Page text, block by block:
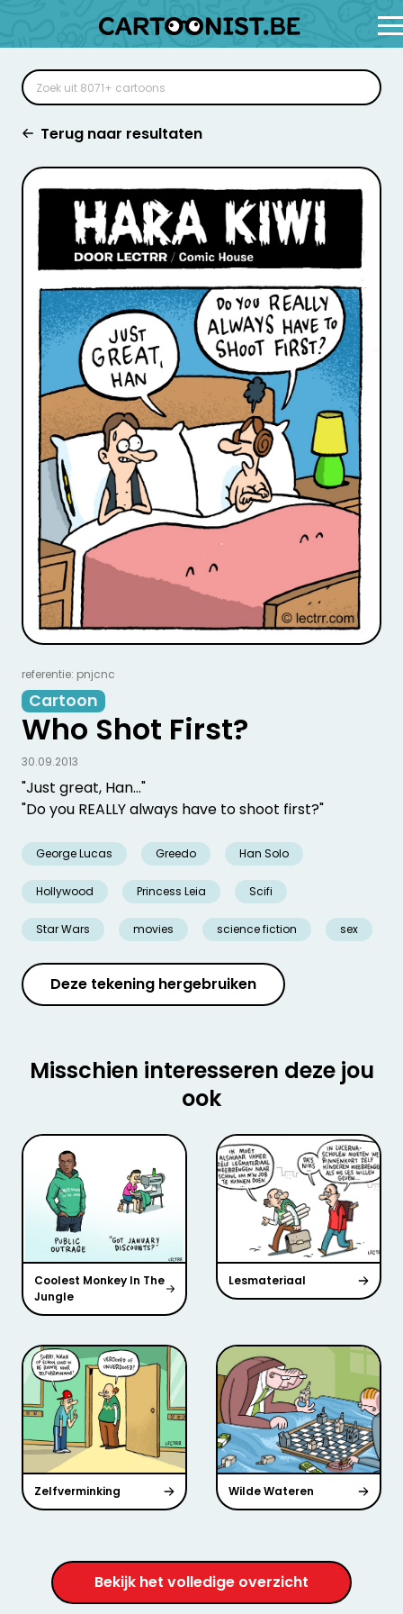
Terug naar resultaten
referentie: pnjcnc
Cartoon
Who Shot First?
"Just great, Han..."
"Do you REALLY always have to shoot first?"
George Lucas Greedo Han Solo
Hollywood Princess Leia Scifi
Star Wars movies science fiction sex
30.09.2013
Deze tekening hergebruiken
Misschien interesseren deze jou
ook
Coolest Monkey In The
Jungle
Lesmateriaal
Zelfverminking Wilde Wateren
Bekijk het volledige overzicht